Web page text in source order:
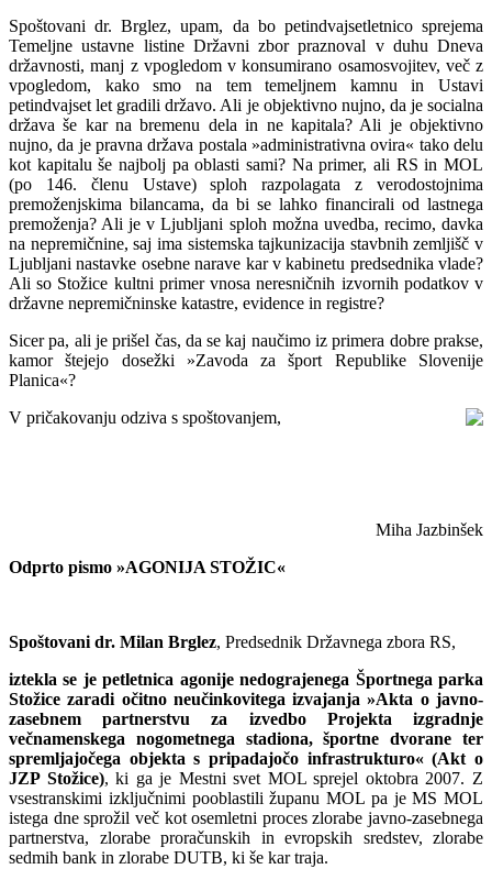
Spoštovani dr. Brglez, upam, da bo petindvajsetletnico sprejema
Temeljne ustavne listine Državni zbor praznoval v duhu Dneva
državnosti, manj z vpogledom v konsumirano osamosvojitev, več z
vpogledom, kako smo na tem temeljnem kamnu in Ustavi
petindvajset let gradili državo. Ali je objektivno nujno, da je socialna
država še kar na bremenu dela in ne kapitala? Ali je objektivno
nujno, da je pravna država postala »administrativna ovira« tako delu
kot kapitalu še najbolj pa oblasti sami? Na primer, ali RS in MOL
(po 146. členu Ustave) sploh razpolagata z verodostojnima
premoženjskima bilancama, da bi se lahko financirali od lastnega
premoženja? Ali je v Ljubljani sploh možna uvedba, recimo, davka
na nepremičnine, saj ima sistemska tajkunizacija stavbnih zemljišč v
Ljubljani nastavke osebne narave kar v kabinetu predsednika vlade?
Ali so Stožice kultni primer vnosa neresničnih izvornih podatkov v
državne nepremičninske katastre, evidence in registre?
Sicer pa, ali je prišel čas, da se kaj naučimo iz primera dobre prakse,
kamor štejejo dosežki »Zavoda za šport Republike Slovenije
Planica«?
V pričakovanju odziva s spoštovanjem,
Miha Jazbinšek
Odprto pismo »AGONIJA STOŽIC«
Spoštovani dr. Milan Brglez, Predsednik Državnega zbora RS,
iztekla se je petletnica agonije nedograjenega Športnega parka
Stožice zaradi očitno neučinkovitega izvajanja »Akta o javno-
zasebnem partnerstvu za izvedbo Projekta izgradnje
večnamenskega nogometnega stadiona, športne dvorane ter
spremljajočega objekta s pripadajočo infrastrukturo« (Akt o
JZP Stožice), ki ga je Mestni svet MOL sprejel oktobra 2007. Z
vsestranskimi izključnimi pooblastili županu MOL pa je MS MOL
istega dne sprožil več kot osemletni proces zlorabe javno-zasebnega
partnerstva, zlorabe proračunskih in evropskih sredstev, zlorabe
sedmih bank in zlorabe DUTB, ki še kar traja.